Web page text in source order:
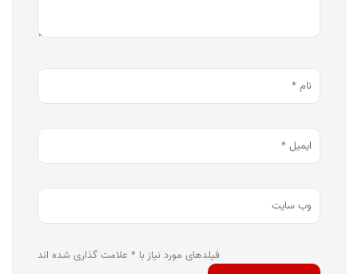
فیلدهای مورد نیاز با * علامت گذاری شده اند